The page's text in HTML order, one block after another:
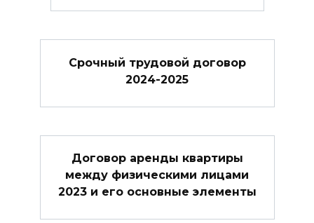
Cрочный трудовой договор
2024-2025
Договор аренды квартиры
между физическими лицами
2023 и его основные элементы